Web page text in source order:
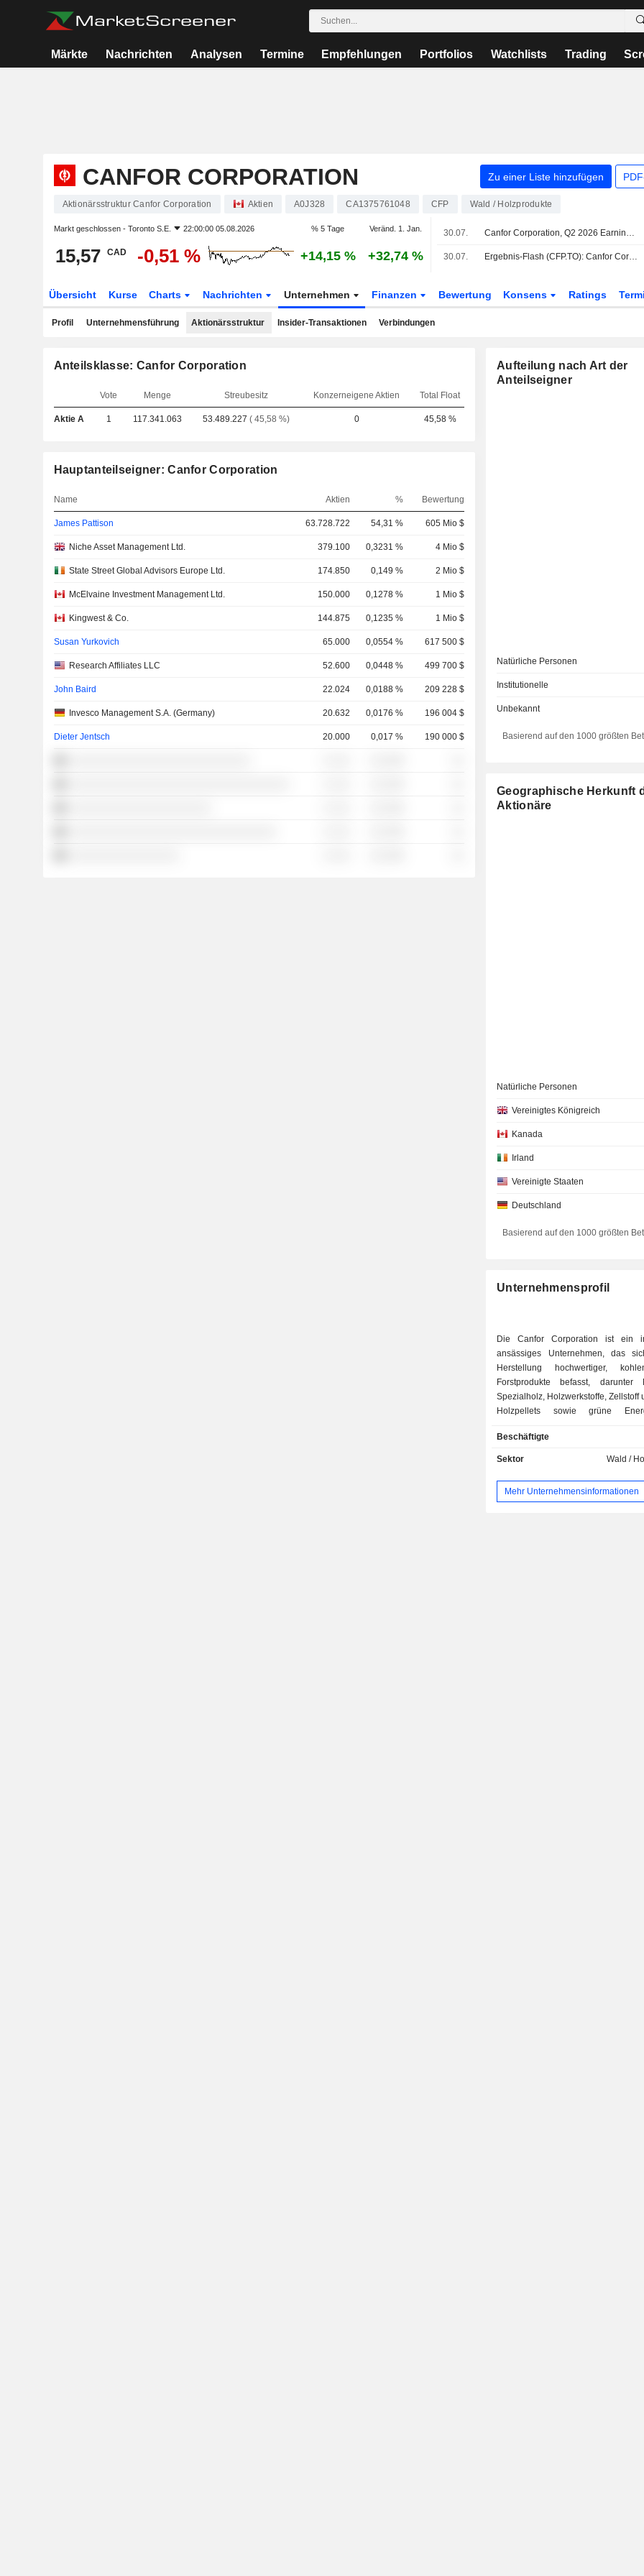
Märkte Nachrichten Analysen Termine Empfehlungen Portfolios Watchlists Trading
CANFOR CORPORATION Zu einer Liste hinzufügen
Aktionärsstruktur Canfor Corporation Aktien A0J328 CA1375761048 CFP Wald / Holzprodukte
Markt geschlossen - Toronto S.E. 22:00:00 05.08.2026 % 5 Tage Veränd. 1. Jan.
15,57 CAD -0,51 % +14,15 % +32,74 %
30.07. Canfor Corporation, Q2 2026 Earnings Call, Jul 30, 2026
30.07. Ergebnis-Flash (CFP.TO): Canfor Corporation meldet im Q2 einen Umsatz von 1,53 Mrd. CAD, gegenüber einer FactSet-Schätzung von 1,44 Mrd. CAD
Übersicht Kurse Charts Nachrichten Unternehmen Finanzen Bewertung Konsens Ratings
Profil Unternehmensführung Aktionärsstruktur Insider-Transaktionen Verbindungen
Anteilsklasse: Canfor Corporation
Vote Menge Streubesitz Konzerneigene Aktien Total Float
Aktie A 1 117.341.063 53.489.227 ( 45,58 %) 0 45,58 %
Hauptanteilseigner: Canfor Corporation
Name Aktien % Bewertung
James Pattison 63.728.722 54,31 % 605 Mio $
Niche Asset Management Ltd. 379.100 0,3231 % 4 Mio $
State Street Global Advisors Europe Ltd. 174.850 0,149 % 2 Mio $
McElvaine Investment Management Ltd. 150.000 0,1278 % 1 Mio $
Kingwest & Co. 144.875 0,1235 % 1 Mio $
Susan Yurkovich 65.000 0,0554 % 617 500 $
Research Affiliates LLC 52.600 0,0448 % 499 700 $
John Baird 22.024 0,0188 % 209 228 $
Invesco Management S.A. (Germany) 20.632 0,0176 % 196 004 $
Dieter Jentsch 20.000 0,017 % 190 000 $
Aufteilung nach Art der
Anteilseigner
Natürliche Personen
Institutionelle
Unbekannt
Basierend auf den 1000 größten
Geographische Herkunft
Aktionäre
Natürliche Personen
Vereinigtes Königreich
Kanada
Irland
Vereinigte Staaten
Deutschland
Basierend auf den 1000 größten
Unternehmensprofil
Die Canfor Corporation ist ein
ansässiges Unternehmen, das
Herstellung hochwertiger,
Forstprodukte befasst, darunter
Spezialholz, Holzwerkstoffe, Zellstoff
Holzpellets sowie grüne
nachhaltig bewirtschafteten
Standorten seiner
Staaten und Europa her. Das
einen Anteil von 77 % an Vida
Beschäftigte
Sektor Wald /
Mehr Unternehmensinformationen